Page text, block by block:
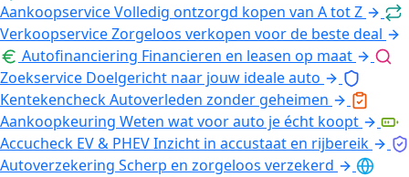
AankoopserviceVolledig ontzorgd kopen van A tot Z
VerkoopserviceZorgeloos verkopen voor de beste deal
Autofinanciering Financieren en leasen op maat
Zoekservice Doelgericht naar jouw ideale auto
KentekencheckAutoverleden zonder geheimen
Aankoopkeuring Weten wat voor auto je écht koopt
Accucheck EV & PHEVInzicht in accustaat en rijbereik
Autoverzekering Scherp en zorgeloos verzekerd